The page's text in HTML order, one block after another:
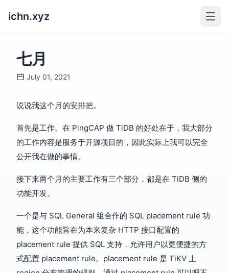
ichn.xyz
七月
July 01, 2021
说说我这个月的安排把。
首先是工作。在 PingCAP 做 TiDB 的好处在于，我大部分
的工作内容是服务于开源项目的，因此实际上我可以完全
公开我在做的事情。
接下来两个月的主要工作有三个部分，都是在 TiDB 侧的
功能开发。
一个是与 SQL General 组合作的 SQL placement rule 功
能，这个功能旨在为本来复杂 HTTP 接口配置的
placement rule 提供 SQL 支持，允许用户以更便捷的方
式配置 placement rule。placement rule 是 TiKV 上